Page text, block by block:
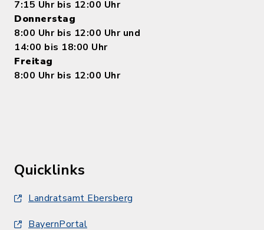
7:15 Uhr bis 12:00 Uhr
Donnerstag
8:00 Uhr bis 12:00 Uhr und
14:00 bis 18:00 Uhr
Freitag
8:00 Uhr bis 12:00 Uhr
Quicklinks
Landratsamt Ebersberg
BayernPortal